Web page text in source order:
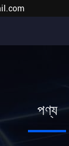
পণ্য